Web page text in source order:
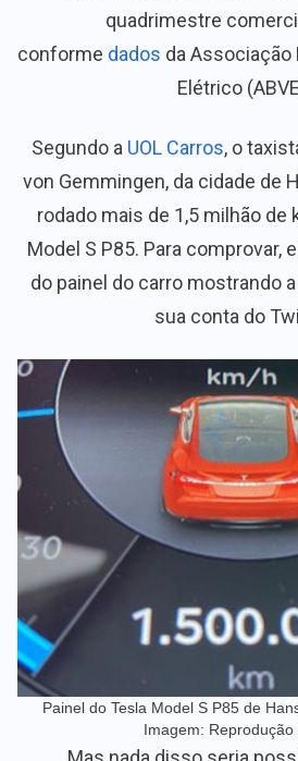
quadrimestre
conforme dados da Associação
Elétrico
Segundo a UOL Carros, o
von Gemmingen, da cidade de
rodado mais de 1,5 milhão de
Model S P85. Para comprovar,
do painel do carro mostrando
sua conta do
Painel do Tesla Model S P85 de
Imagem: Reprodução